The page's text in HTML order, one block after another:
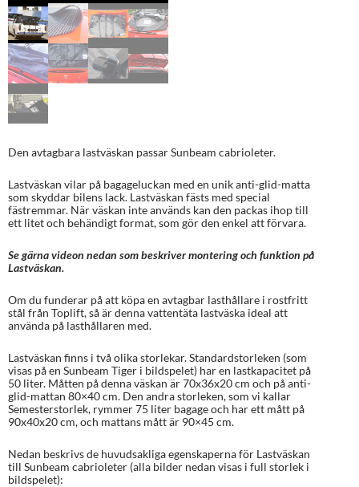
Den avtagbara lastväskan passar Sunbeam cabrioleter.
Lastväskan vilar på bagageluckan med en unik anti-glid-matta
som skyddar bilens lack. Lastväskan fästs med special
fästremmar. När väskan inte används kan den packas ihop till
ett litet och behändigt format, som gör den enkel att förvara.
Se gärna videon nedan som beskriver montering och funktion på
Lastväskan.
Om du funderar på att köpa en avtagbar lasthållare i rostfritt
stål från Toplift, så är denna vattentäta lastväska ideal att
använda på lasthållaren med.
Lastväskan finns i två olika storlekar. Standardstorleken (som
visas på en Sunbeam Tiger i bildspelet) har en lastkapacitet på
50 liter. Måtten på denna väskan är 70x36x20 cm och på anti-
glid-mattan 80×40 cm. Den andra storleken, som vi kallar
Semesterstorlek, rymmer 75 liter bagage och har ett mått på
90x40x20 cm, och mattans mått är 90×45 cm.
Nedan beskrivs de huvudsakliga egenskaperna för Lastväskan
till Sunbeam cabrioleter (alla bilder nedan visas i full storlek i
bildspelet):